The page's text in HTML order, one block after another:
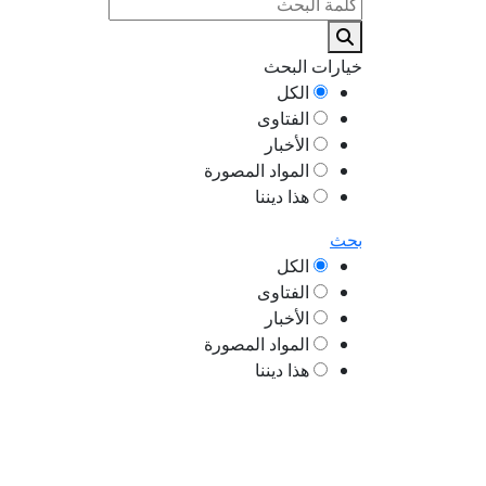
خيارات البحث
الكل
الفتاوى
الأخبار
المواد المصورة
هذا ديننا
بحث
الكل
الفتاوى
الأخبار
المواد المصورة
هذا ديننا